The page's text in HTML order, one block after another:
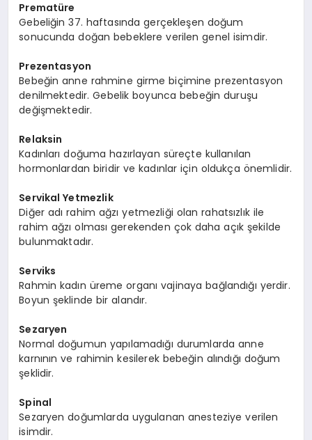
Prematüre
Gebeliğin 37. haftasında gerçekleşen doğum
sonucunda doğan bebeklere verilen genel isimdir.
Prezentasyon
Bebeğin anne rahmine girme biçimine prezentasyon
denilmektedir. Gebelik boyunca bebeğin duruşu
değişmektedir.
Relaksin
Kadınları doğuma hazırlayan süreçte kullanılan
hormonlardan biridir ve kadınlar için oldukça önemlidir.
Servikal Yetmezlik
Diğer adı rahim ağzı yetmezliği olan rahatsızlık ile
rahim ağzı olması gerekenden çok daha açık şekilde
bulunmaktadır.
Serviks
Rahmin kadın üreme organı vajinaya bağlandığı yerdir.
Boyun şeklinde bir alandır.
Sezaryen
Normal doğumun yapılamadığı durumlarda anne
karnının ve rahimin kesilerek bebeğin alındığı doğum
şeklidir.
Spinal
Sezaryen doğumlarda uygulanan anesteziye verilen
isimdir.